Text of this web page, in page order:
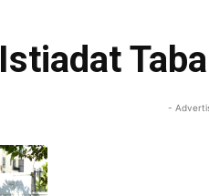
Istiadat
-